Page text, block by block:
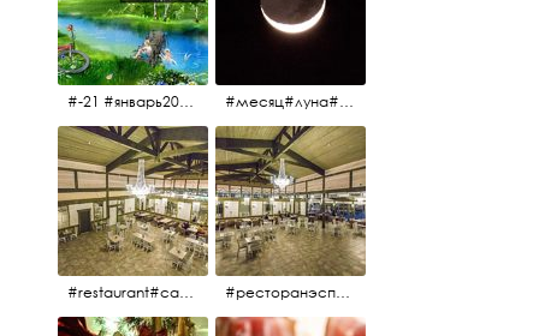
#-21 #январь2017 #зима2017 #санктпетербург2017 #месяц#луна#африканскаялуна#moon#moon🌙
#restaurant#candidates #aspila #restaurantaspils ресторан#ресторанэспиля#эспланада#концертнаяэстрада #ресторанэспиля#restaurantaspils#aspila#candidates#эспланада#концертнаяэстрада